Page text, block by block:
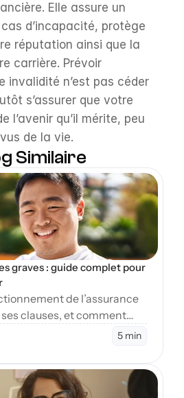
Elle assure un
d’incapacité, protège
réputation ainsi que la
carrière. Prévoir
invalidité n’est pas céder
s’assurer que votre
l’avenir qu’il mérite, peu
de la vie.
Similaire
graves : guide complet pour
de l’assurance
clauses, et comment
en cas de diagnostic5 min